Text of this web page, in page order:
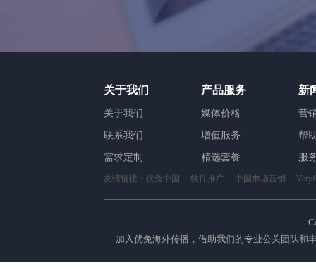
关于我们
关于我们
联系我们
需求定制
产品服务
媒体价格
增值服务
精选套餐
新
营
帮
服
友情链接： 优兔中国 软件推广 中国市场营销
加入优兔海外传播，借助我们的专业公关团队和